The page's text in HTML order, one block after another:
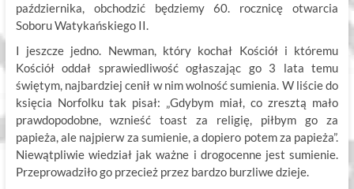
października, obchodzić będziemy 60. rocznicę otwarcia
Soboru Watykańskiego II.
I jeszcze jedno. Newman, który kochał Kościół i któremu
Kościół oddał sprawiedliwość ogłaszając go 3 lata temu
świętym, najbardziej cenił w nim wolność sumienia. W liście do
księcia Norfolku tak pisał: „Gdybym miał, co zresztą mało
prawdopodobne, wznieść toast za religię, piłbym go za
papieża, ale najpierw za sumienie, a dopiero potem za papieża”.
Niewątpliwie wiedział jak ważne i drogocenne jest sumienie.
Przeprowadziło go przecież przez bardzo burzliwe dzieje.